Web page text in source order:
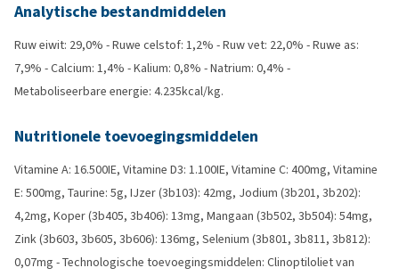
Analytische bestandmiddelen
Ruw eiwit: 29,0% - Ruwe celstof: 1,2% - Ruw vet: 22,0% - Ruwe as:
7,9% - Calcium: 1,4% - Kalium: 0,8% - Natrium: 0,4% -
Metaboliseerbare energie: 4.235kcal/kg.
Nutritionele toevoegingsmiddelen
Vitamine A: 16.500IE, Vitamine D3: 1.100IE, Vitamine C: 400mg, Vitamine
E: 500mg, Taurine: 5g, IJzer (3b103): 42mg, Jodium (3b201, 3b202):
4,2mg, Koper (3b405, 3b406): 13mg, Mangaan (3b502, 3b504): 54mg,
Zink (3b603, 3b605, 3b606): 136mg, Selenium (3b801, 3b811, 3b812):
0,07mg - Technologische toevoegingsmiddelen: Clinoptiloliet van